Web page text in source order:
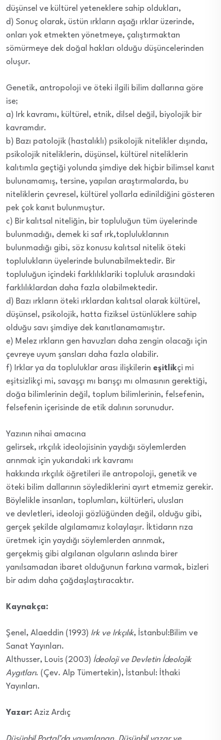
düşünsel ve kültürel yeteneklere sahip oldukları,
d) Sonuç olarak, üstün ırkların aşağı ırklar üzerinde,
onları yok etmekten yönetmeye, çalıştırmaktan
sömürmeye dek doğal hakları olduğu düşüncelerinden
oluşur.
Genetik, antropoloji ve öteki ilgili bilim dallarına göre
ise;
a) Irk kavramı, kültürel, etnik, dilsel değil, biyolojik bir
kavramdır.
b) Bazı patolojik (hastalıklı) psikolojik nitelikler dışında,
psikolojik niteliklerin, düşünsel, kültürel niteliklerin
kalıtımla geçtiği yolunda şimdiye dek hiçbir bilimsel kanıt
bulunamamış, tersine, yapılan araştırmalarda, bu
niteliklerin çevresel, kültürel yollarla edinildiğini gösteren
pek çok kanıt bulunmuştur.
c) Bir kalıtsal niteliğin, bir topluluğun tüm üyelerinde
bulunmadığı, demek ki saf ırk,topluluklarının
bulunmadığı gibi, söz konusu kalıtsal nitelik öteki
toplulukların üyelerinde bulunabilmektedir. Bir
topluluğun içindeki farklılıklariki topluluk arasındaki
farklılıklardan daha fazla olabilmektedir.
d) Bazı ırkların öteki ırklardan kalıtsal olarak kültürel,
düşünsel, psikolojik, hatta fiziksel üstünlüklere sahip
olduğu savı şimdiye dek kanıtlanamamıştır.
e) Melez ırkların gen havuzları daha zengin olacağı için
çevreye uyum şansları daha fazla olabilir.
f) Irklar ya da topluluklar arası ilişkilerin eşitlikçi mi
eşitsizlikçi mi, savaşçı mı barışçı mı olmasının gerektiği,
doğa bilimlerinin değil, toplum bilimlerinin, felsefenin,
felsefenin içerisinde de etik dalının sorunudur.
Yazının nihai amacına
gelirsek, ırkçılık ideolojisinin yaydığı söylemlerden
arınmak için yukarıdaki ırk kavramı
hakkında ırkçılık öğretileri ile antropoloji, genetik ve
öteki bilim dallarının söylediklerini ayırt etmemiz gerekir.
Böylelikle insanları, toplumları, kültürleri, ulusları
ve devletleri, ideoloji gözlüğünden değil, olduğu gibi,
gerçek şekilde algılamamız kolaylaşır. İktidarın rıza
üretmek için yaydığı söylemlerden arınmak,
gerçekmiş gibi algılanan olguların aslında birer
yanılsamadan ibaret olduğunun farkına varmak, bizleri
bir adım daha çağdaşlaştıracaktır.
Kaynakça:
Şenel, Alaeddin (1993) Irk ve Irkçılık, İstanbul:Bilim ve
Sanat Yayınları.
Althusser, Louis (2003) İdeoloji ve Devletin İdeolojik
Aygıtları. (Çev. Alp Tümertekin), İstanbul: İthaki
Yayınları.
Yazar: Aziz Ardıç